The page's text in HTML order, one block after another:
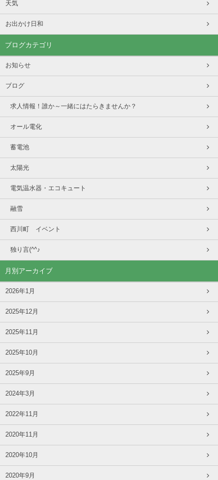
天気
お出かけ日和
ブログカテゴリ
お知らせ
ブログ
求人情報！誰か～一緒にはたらきませんか？
オール電化
蓄電池
太陽光
電気温水器・エコキュート
融雪
西川町 イベント
独り言(^^♪
月別アーカイブ
2026年1月
2025年12月
2025年11月
2025年10月
2025年9月
2024年3月
2022年11月
2020年11月
2020年10月
2020年9月